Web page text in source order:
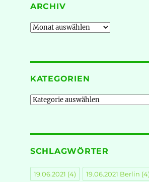
ARCHIV
Archiv
KATEGORIEN
Kategorien
SCHLAGWÖRTER
19.06.2021 (4) 19.06.2021 Berlin (4)